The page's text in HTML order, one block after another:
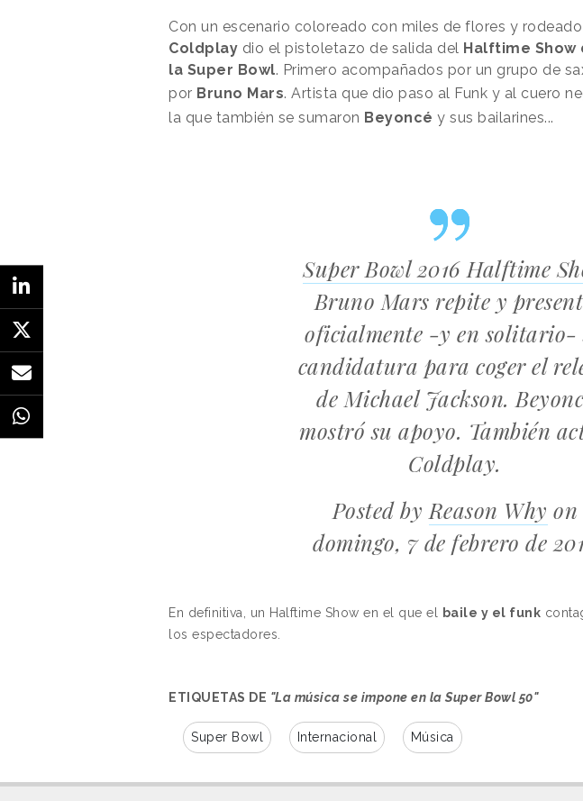
Con un escenario coloreado con miles de flores y rodeado
Coldplay dio el pistoletazo de salida del Halftime Show
la Super Bowl. Primero acompañados por un grupo de
por Bruno Mars. Artista que dio paso al Funk y al cuero
la que también se sumaron Beyoncé y sus bailarines...
Super Bowl 2016 Halftime
Bruno Mars repite y
oficialmente -y en solitario-
candidatura para coger el
de Michael Jackson.
mostró su apoyo. También
Coldplay.
Posted by Reason Why on
domingo, 7 de febrero de
En definitiva, un Halftime Show en el que el baile y el funk
los espectadores.
ETIQUETAS DE "La música se impone en la Super Bowl 50"
Super Bowl Internacional Música